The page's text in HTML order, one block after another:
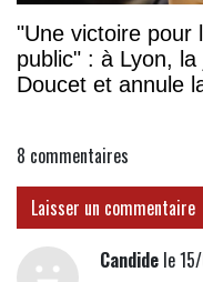
"Une victoire pour
public" : à Lyon,
Doucet et annule
8 commentaires
Laisser un commentaire
Candidele